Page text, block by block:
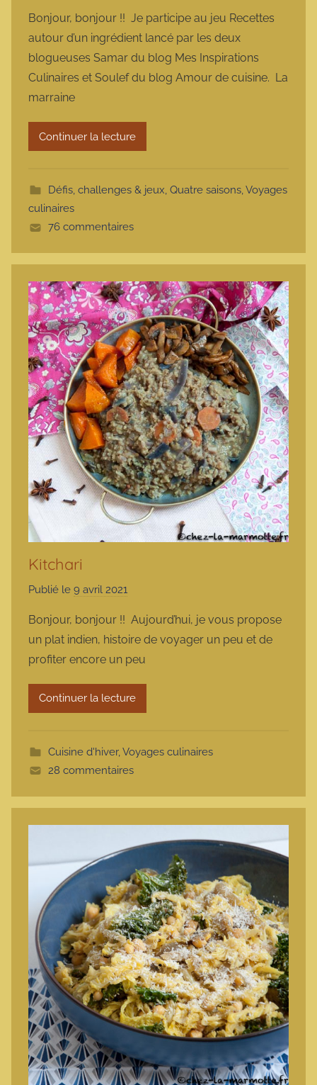
r
m
a
r
t
Bonjour, bonjour !! Je participe au jeu Recettes
autour d’un ingrédient lancé par les deux
blogueuses Samar du blog Mes Inspirations
Culinaires et Soulef du blog Amour de cuisine. La
marraine
Continuer la lecture
Défis, challenges & jeux, Quatre saisons,Voyages
culinaires
76 commentaires
Kitchari
Publié le 9 avril 2021
m
a
r
m
t
e
Bonjour, bonjour !! Aujourd’hui, je vous propose
un plat indien, histoire de voyager un peu et de
profiter encore un peu
Continuer la lecture
Cuisine d'hiver,Voyages culinaires
28 commentaires